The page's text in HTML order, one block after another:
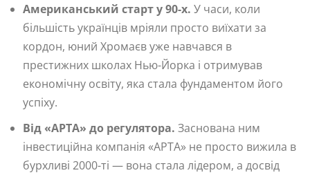
Американський старт у 90-х. У часи, коли
більшість українців мріяли просто виїхати за
кордон, юний Хромаєв уже навчався в
престижних школах Нью-Йорка і отримував
економічну освіту, яка стала фундаментом його
успіху.
Від «АРТА» до регулятора. Заснована ним
інвестиційна компанія «АРТА» не просто вижила в
бурхливі 2000-ті — вона стала лідером, а досвід